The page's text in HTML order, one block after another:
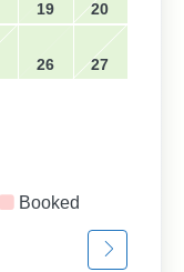
19 20
26 27
Booked